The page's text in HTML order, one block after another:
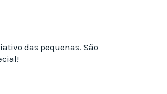
das pequenas. São